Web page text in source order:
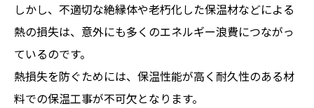
しかし、不適切な絶縁体や老朽化した保温材などによる
熱の損失は、意外にも多くのエネルギー浪費につながっ
ているのです。
熱損失を防ぐためには、保温性能が高く耐久性のある材
料での保温工事が不可欠となります。